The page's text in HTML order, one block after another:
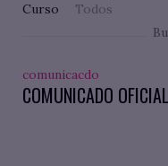
Curso
comunicacdo
COMUNICADO